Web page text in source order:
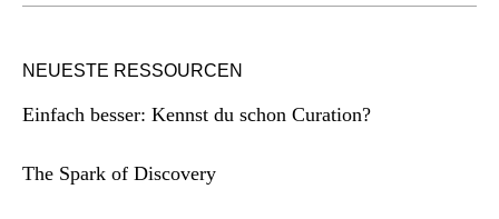
NEUESTE RESSOURCEN
Einfach besser: Kennst du schon Curation?
The Spark of Discovery